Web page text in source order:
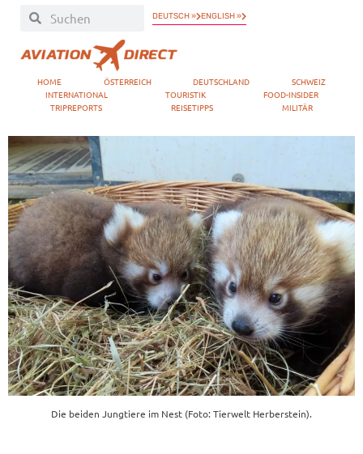
DEUTSCH » ENGLISH »
HOME ÖSTERREICH DEUTSCHLAND
SCHWEIZ
INTERNATIONAL
TOURISTIK
FOOD-INSIDER
TRIPREPORTS
REISETIPPS MILITÄR
Die beiden Jungtiere im Nest (Foto: Tierwelt Herberstein).